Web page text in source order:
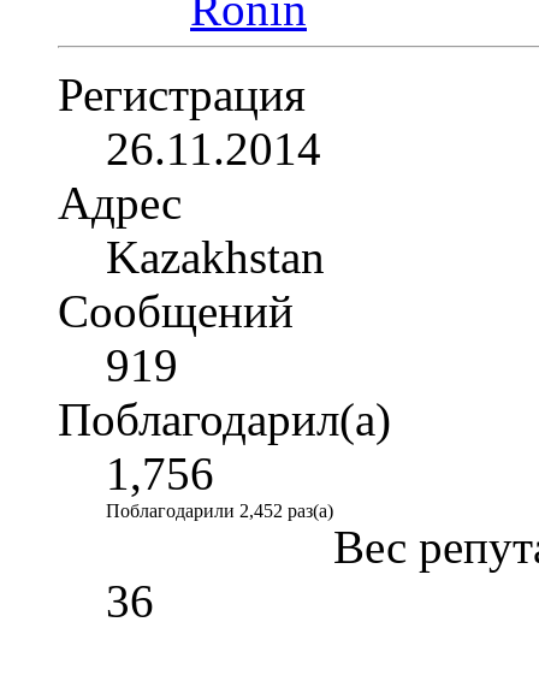
Регистрация
26.11.2014
Адрес
Kazakhstan
Сообщений
919
Поблагодарил(а)
1,756
Поблагодарили 2,452 раз(а)
Вес
36